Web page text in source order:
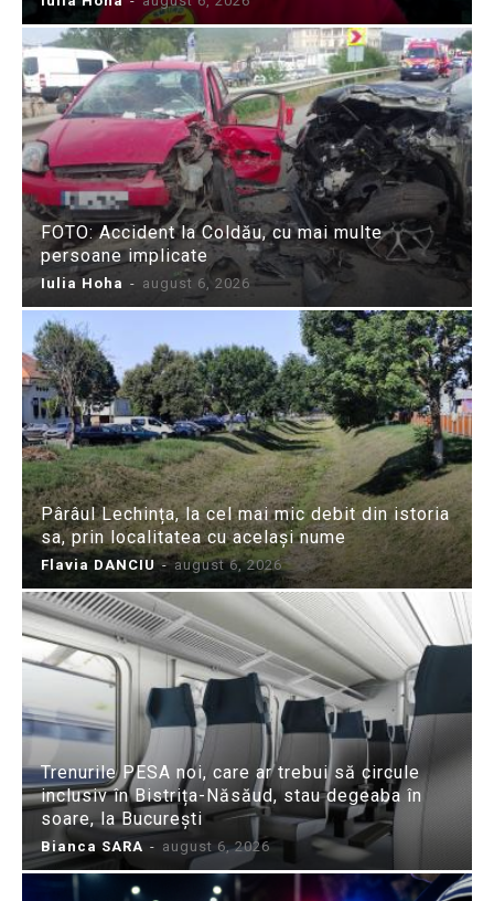
FOTO: Accident la Coldău, cu mai multe
persoane implicate
Iulia Hoha - august 6, 2026
Pârâul Lechința, la cel mai mic debit din istoria
sa, prin localitatea cu același nume
Flavia DANCIU - august 6, 2026
Trenurile PESA noi, care ar trebui să circule
inclusiv în Bistrița-Năsăud, stau degeaba în
soare, la București
Bianca SARA - august 6, 2026